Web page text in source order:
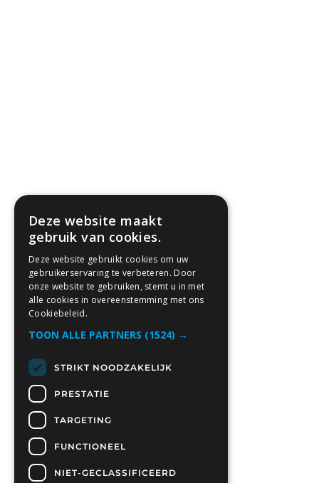
Deze website maakt
gebruik van cookies.
Deze website gebruikt cookies om uw
gebruikerservaring te verbeteren. Door
onze website te gebruiken, stemt u in met
alle cookies in overeenstemming met ons
Cookiebeleid.
TOON ALLE PARTNERS (1524) →
STRIKT NOODZAKELIJK
PRESTATIE
TARGETING
FUNCTIONEEL
NIET-GECLASSIFICEERD